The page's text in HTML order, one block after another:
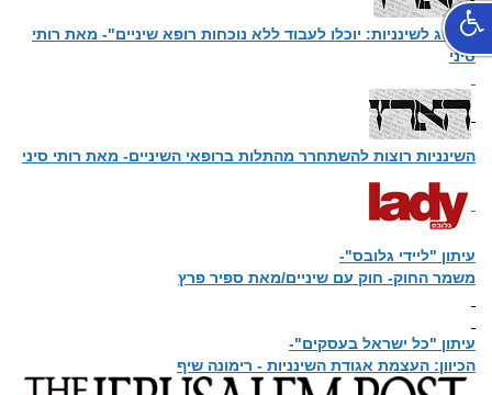
"הישג לשינניות: יוכלו לעבוד ללא נוכחות רופא שיניים"- מאת רותי
סיני
השינניות רוצות להשתחרר מהתלות ברופאי השיניים- מאת רותי סיני
עיתון "ליידי גלובס"-
משמר החוק- חוק עם שיניים/מאת ספיר פרץ
עיתון "כל ישראל בעסקים"-
הכיוון: העצמת אגודת השינניות - רימונה שיף